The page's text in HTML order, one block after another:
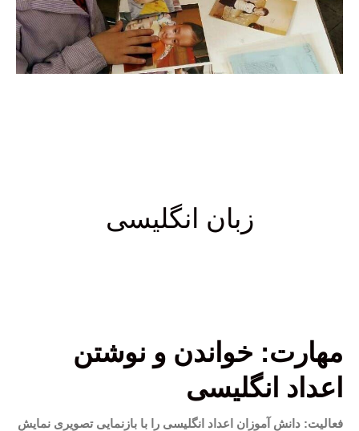
زبان انگلیسی
مهارت: خواندن و نوشتن
اعداد انگلیسی
فعالیت: دانش آموزان اعداد انگلیسی را با بازنمایی تصویری نمایش